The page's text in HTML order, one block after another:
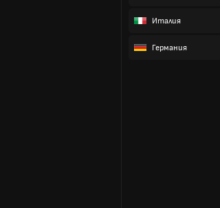
Италия
Германия